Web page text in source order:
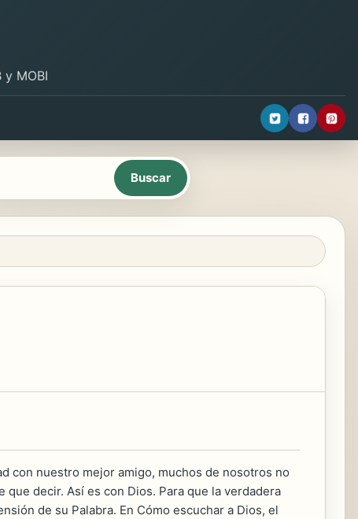
MOBI
con nuestro mejor amigo, muchos de nosotros no
decir. Así es con Dios. Para que la verdadera
de su Palabra. En Cómo escuchar a Dios, el